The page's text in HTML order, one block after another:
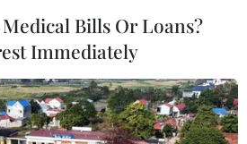
Giang diện tích 173 ha
23.657 tấn (giảm 5,1%);
ha (tăng 5,3%), sản lượng
tôm sú tăng khá nhưng
Bills Or Loans?
Immediately